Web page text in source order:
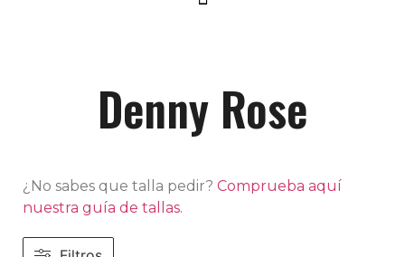
Denny Rose
¿No sabes que talla pedir? Comprueba aquí
nuestra guía de tallas.